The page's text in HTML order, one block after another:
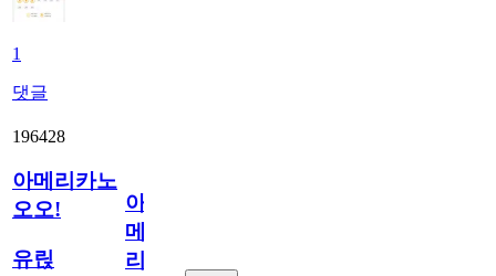
1
댓글
196428
아메리카노
오오!
유릱
아
메
리